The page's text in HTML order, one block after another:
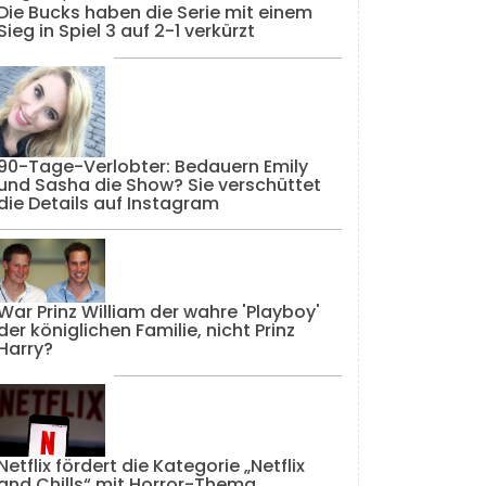
Bucks haben die Serie mit einem
in Spiel 3 auf 2-1 verkürzt
Tage-Verlobter: Bedauern Emily
Sasha die Show? Sie verschüttet
Details auf Instagram
Prinz William der wahre 'Playboy'
königlichen Familie, nicht Prinz
fördert die Kategorie „Netflix